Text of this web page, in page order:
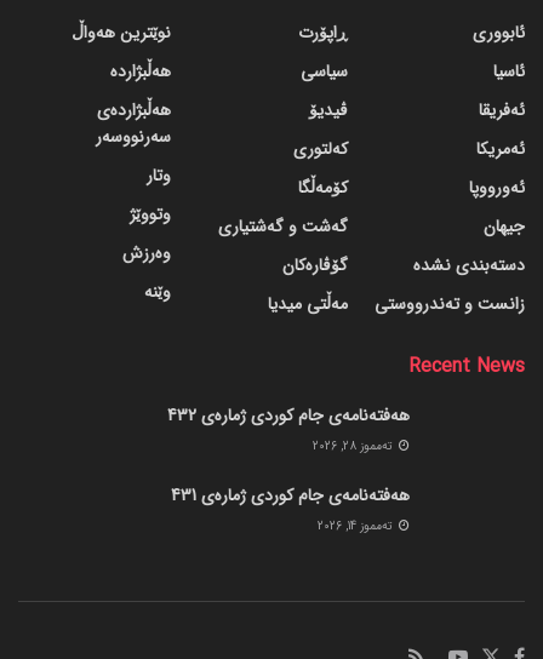
ئابووری
ئاسیا
ئەفریقا
ئەمریکا
ئەورووپا
جیهان
دسته‌بندی نشده
زانست و تەندرووستی
ڕاپۆرت
سیاسی
ڤیدیۆ
کەلتوری
کۆمەڵگا
گه‌شت و گه‌شتیاری
گۆڤاره‌کان
مەڵتی میدیا
نوێترین هەواڵ
هەڵبژاردە
هەڵبژاردەی
سەرنووسەر
وتار
وتووێژ
وەرزش
وێنە
Recent News
هەفتەنامەی جام کوردی ژمارەی 432
ته‌مموز 28, 2026
هەفتەنامەی جام کوردی ژمارەی 431
ته‌مموز 14, 2026